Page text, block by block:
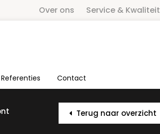
Over ons Service & Kwaliteit
Referenties Contact
Terug naar overzicht